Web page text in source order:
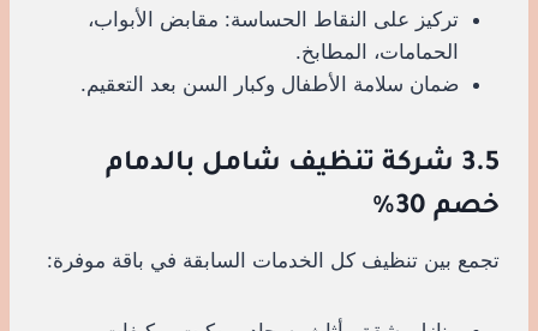
تركيز على النقاط الحساسة: مقابض الأبواب،
الحمامات، المطابخ.
ضمان سلامة الأطفال وكبار السن بعد التعقيم.
3.5 شركة تنظيف شامل بالدمام
خصم 30%
تجمع بين تنظيف كل الخدمات السابقة في باقة موفرة: